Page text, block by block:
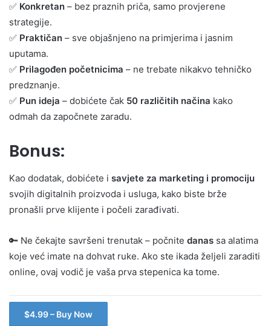
✅ Konkretan – bez praznih priča, samo provjerene
strategije.
✅ Praktičan – sve objašnjeno na primjerima i jasnim
uputama.
✅ Prilagođen početnicima – ne trebate nikakvo tehničko
predznanje.
✅ Pun ideja – dobićete čak 50 različitih načina kako
odmah da započnete zaradu.
Bonus:
Kao dodatak, dobićete i savjete za marketing i promociju
svojih digitalnih proizvoda i usluga, kako biste brže
pronašli prve klijente i počeli zarađivati.
🔑 Ne čekajte savršeni trenutak – počnite danas sa alatima
koje već imate na dohvat ruke. Ako ste ikada željeli zaraditi
online, ovaj vodič je vaša prva stepenica ka tome.
$4.99 – Buy Now